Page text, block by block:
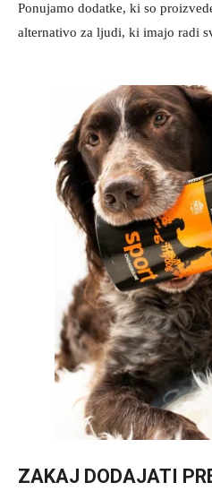
Ponujamo dodatke, ki so
alternativo za ljudi, ki imajo radi
ZAKAJ DODAJATI